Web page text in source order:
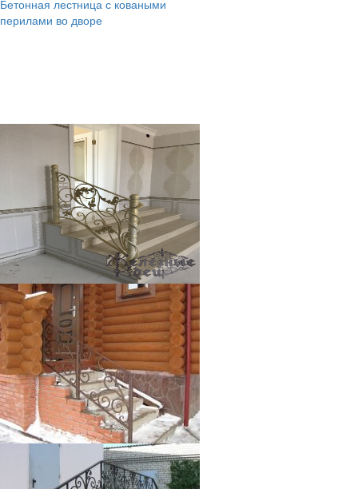
Бетонная лестница с коваными
перилами во дворе
Крыльцо с коваными перилами
между уровнями дома
Перила кованые вход в дом